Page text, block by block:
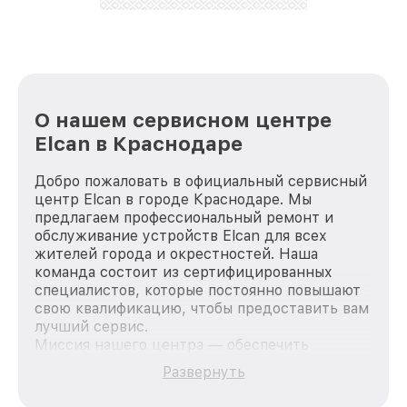
О нашем сервисном центре
Elcan в Краснодаре
Добро пожаловать в официальный сервисный
центр Elcan в городе Краснодаре. Мы
предлагаем профессиональный ремонт и
обслуживание устройств Elcan для всех
жителей города и окрестностей. Наша
команда состоит из сертифицированных
специалистов, которые постоянно повышают
свою квалификацию, чтобы предоставить вам
лучший сервис.
Миссия нашего центра — обеспечить
качественный и доступный ремонт для
каждого пользователя продукции Elcan, вне
Развернуть